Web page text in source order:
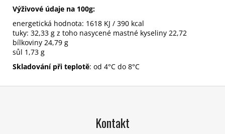
Výživové údaje na 100g:
energetická hodnota: 1618 KJ / 390 kcal
tuky: 32,33 g z toho nasycené mastné kyseliny 22,72
bílkoviny 24,79 g
sůl 1,73 g
Skladování při teplotě: od 4°C do 8°C
Z
Kontakt